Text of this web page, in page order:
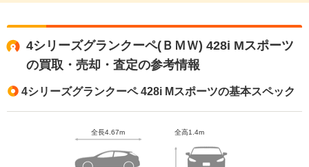
4シリーズグランクーペ(ＢＭＷ) 428i Mスポーツ
の買取・売却・査定の参考情報
4シリーズグランクーペ 428i Mスポーツの基本スペック
全長4.67m 全高1.4m